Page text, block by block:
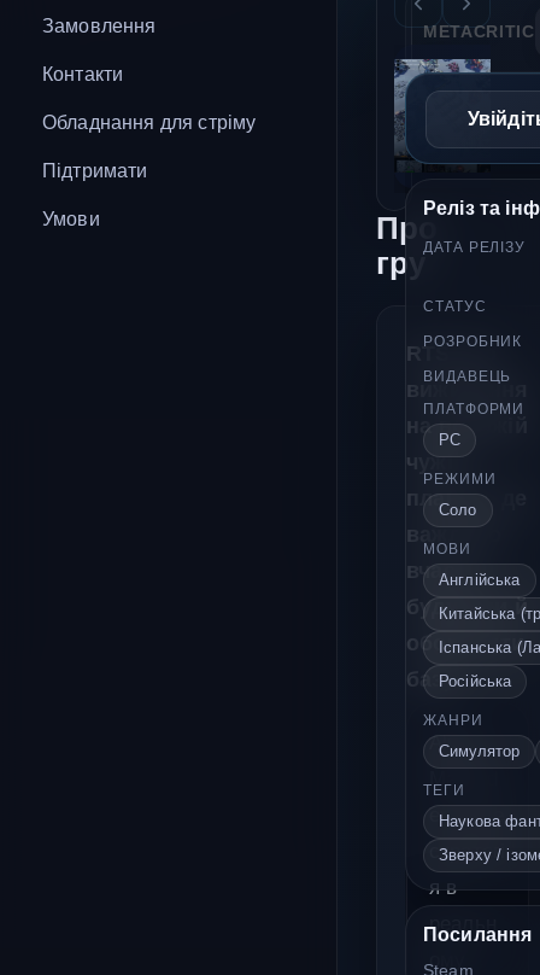
Замовлення
Контакти
Обладнання для стріму
Підтримати
Умови
Про
гру
RTS про
виживання
на ворожій
чужій
планеті, де
важливо
вчасно
будувати й
обороняти
базу.
Alien
Maraud
er — це
стратегі
я в
реальн
ому
METACRITIC
Реліз та
ДАТА РЕЛІЗУ
СТАТУС
РОЗРОБНИК
ВИДАВЕЦЬ
ПЛАТФОРМИ
PC
РЕЖИМИ
Соло
МОВИ
Англійська
Китайська
Іспанська
Російська
ЖАНРИ
Симулятор
ТЕГИ
Наукова
Зверху /
Посилання
Steam